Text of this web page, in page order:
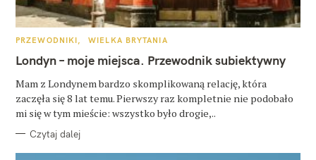
K
T
E
O
R
I
PRZEWODNIKI WIELKA BRYTANIA
Londyn – moje miejsca. Przewodnik subiektywny
Mam z Londynem bardzo skomplikowaną relację, która
zaczęła się 8 lat temu. Pierwszy raz kompletnie nie podobało
mi się w tym mieście: wszystko było drogie,..
Czytaj dalej